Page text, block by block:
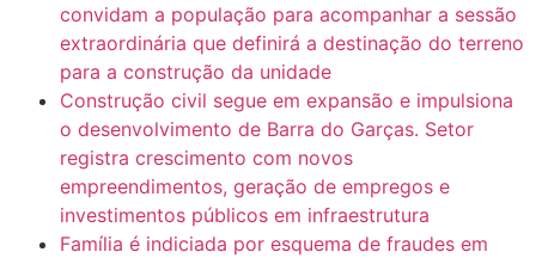
convidam a população para acompanhar a sessão
extraordinária que definirá a destinação do terreno
para a construção da unidade
Construção civil segue em expansão e impulsiona
o desenvolvimento de Barra do Garças. Setor
registra crescimento com novos
empreendimentos, geração de empregos e
investimentos públicos em infraestrutura
Família é indiciada por esquema de fraudes em